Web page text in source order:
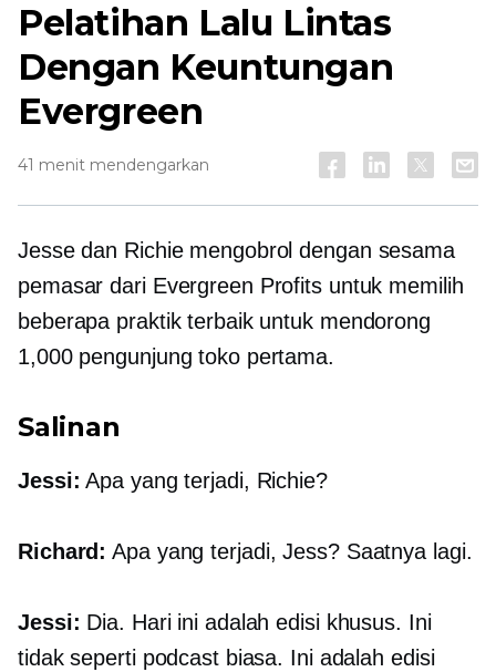
Pelatihan Lalu Lintas
Dengan Keuntungan
Evergreen
41 menit mendengarkan
Jesse dan Richie mengobrol dengan sesama
pemasar dari Evergreen Profits untuk memilih
beberapa praktik terbaik untuk mendorong
1,000 pengunjung toko pertama.
Salinan
Jessi: Apa yang terjadi, Richie?
Richard: Apa yang terjadi, Jess? Saatnya lagi.
Jessi: Dia. Hari ini adalah edisi khusus. Ini
tidak seperti podcast biasa. Ini adalah edisi